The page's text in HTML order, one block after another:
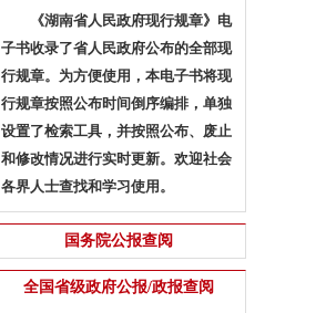
《湖南省人民政府现行规章》电
子书收录了省人民政府公布的全部现
行规章。为方便使用，本电子书将现
行规章按照公布时间倒序编排，单独
设置了检索工具，并按照公布、废止
和修改情况进行实时更新。欢迎社会
各界人士查找和学习使用。
国务院公报查阅
全国省级政府公报/政报查阅